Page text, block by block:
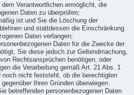
Verantwortlichen ermöglicht, die
Daten zu überprüfen;
ist und Sie die Löschung der
und stattdessen die Einschränkung
Daten verlangen;
Daten für die Zwecke der
Sie diese jedoch zur Geltendmachung,
Rechtsansprüchen benötigen, oder
die Verarbeitung gemäß Art. 21 Abs. 1
noch nicht feststeht, ob die berechtigten
Ihren Gründen überwiegen.
betreffenden personenbezogenen Daten